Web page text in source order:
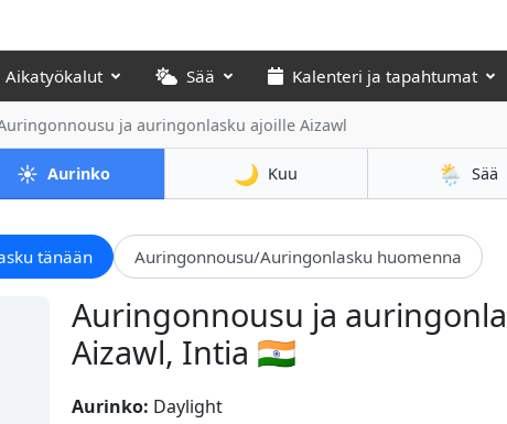
Aikatyökalut Sää Kalenteri ja tapahtumat
ja auringonlasku ajoille Aizawl
☀️ Aurinko 🌙 Kuu 🌦️ Sää
tänään Auringonnousu/Auringonlasku huomenna
Auringonnousu ja
Aizawl, Intia 🇮🇳
Aurinko: Daylight